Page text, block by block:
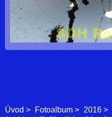
Úvod Fotoalbum 2016